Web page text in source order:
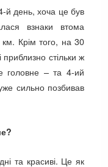
день, хоча це був
взнаки втома
Крім того, на 30
стільки ж
головне – та 4-ий
сильно позбивав
та красиві. Це як